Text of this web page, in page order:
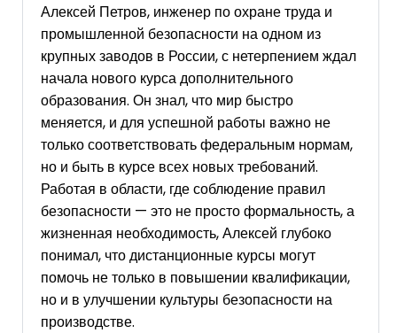
Алексей Петров, инженер по охране труда и
промышленной безопасности на одном из
крупных заводов в России, с нетерпением ждал
начала нового курса дополнительного
образования. Он знал, что мир быстро
меняется, и для успешной работы важно не
только соответствовать федеральным нормам,
но и быть в курсе всех новых требований.
Работая в области, где соблюдение правил
безопасности — это не просто формальность, а
жизненная необходимость, Алексей глубоко
понимал, что дистанционные курсы могут
помочь не только в повышении квалификации,
но и в улучшении культуры безопасности на
производстве.